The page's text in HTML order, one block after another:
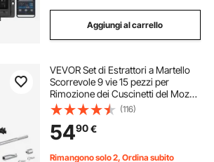
Aggiungi al carrello
VEVOR Set di Estrattori a Martello
Scorrevole 9 vie 15 pezzi per
Rimozione dei Cuscinetti del Mozzo
Ruota Anteriore Kit di Estrattori per
Alberi Ammaccati del Mozzo Asse
di Ruota Posteriore
(116)
5490€
Rimangono solo 2, Ordina subito